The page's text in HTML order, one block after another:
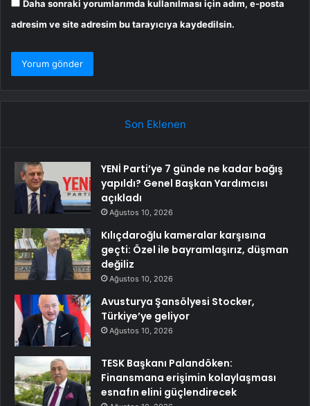
Daha sonraki yorumlarımda kullanılması için adım, e-posta
adresim ve site adresim bu tarayıcıya kaydedilsin.
Son Eklenen
YENİ Parti’ye 7 günde ne kadar bağış
yapıldı? Genel Başkan Yardımcısı
açıkladı
Ağustos 10, 2026
Kılıçdaroğlu kameralar karşısına
geçti: Özel ile bayramlaşırız, düşman
değiliz
Ağustos 10, 2026
Avusturya Şansölyesi Stocker,
Türkiye’ye geliyor
Ağustos 10, 2026
TESK Başkanı Palandöken:
Finansmana erişimin kolaylaşması
esnafın elini güçlendirecek